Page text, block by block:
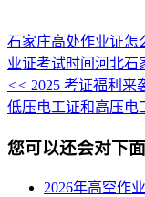
石家庄高处作业证怎
业证考试时间河北石
<< 2025 考证福利来
低压电工证和高压电
您可以还会对下
2026年高空作